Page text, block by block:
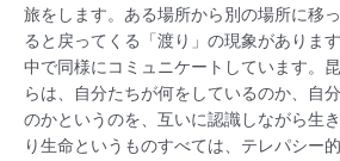
旅をします。ある場所から別の場所に移
ると戻ってくる「渡り」の現象がありま
中で同様にコミュニケートしています。
らは、自分たちが何をしているのか、自
のかというのを、互いに認識しながら生
り生命というものすべては、テレパシー